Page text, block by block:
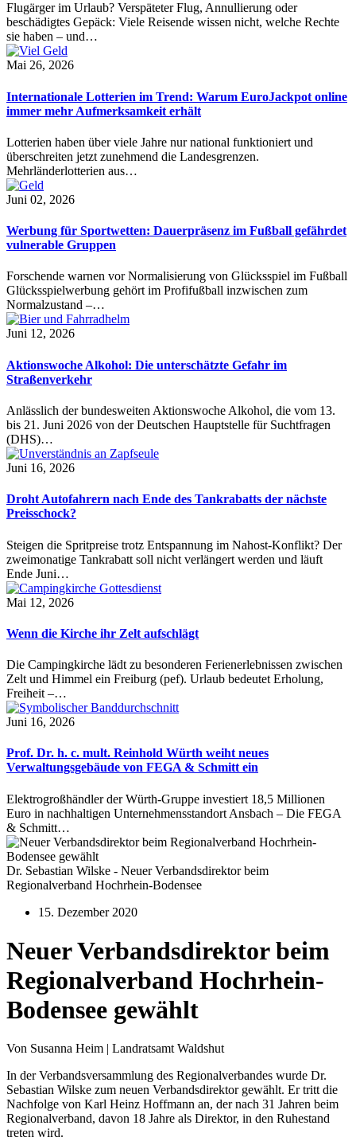
Flugärger im Urlaub? Verspäteter Flug, Annullierung oder
beschädigtes Gepäck: Viele Reisende wissen nicht, welche Rechte
sie haben – und…
Mai 26, 2026
Internationale Lotterien im Trend: Warum EuroJackpot online
immer mehr Aufmerksamkeit erhält
Lotterien haben über viele Jahre nur national funktioniert und
überschreiten jetzt zunehmend die Landesgrenzen.
Mehrländerlotterien aus…
Juni 02, 2026
Werbung für Sportwetten: Dauerpräsenz im Fußball gefährdet
vulnerable Gruppen
Forschende warnen vor Normalisierung von Glücksspiel im Fußball
Glücksspielwerbung gehört im Profifußball inzwischen zum
Normalzustand –…
Juni 12, 2026
Aktionswoche Alkohol: Die unterschätzte Gefahr im
Straßenverkehr
Anlässlich der bundesweiten Aktionswoche Alkohol, die vom 13.
bis 21. Juni 2026 von der Deutschen Hauptstelle für Suchtfragen
(DHS)…
Juni 16, 2026
Droht Autofahrern nach Ende des Tankrabatts der nächste
Preisschock?
Steigen die Spritpreise trotz Entspannung im Nahost-Konflikt? Der
zweimonatige Tankrabatt soll nicht verlängert werden und läuft
Ende Juni…
Mai 12, 2026
Wenn die Kirche ihr Zelt aufschlägt
Die Campingkirche lädt zu besonderen Ferienerlebnissen zwischen
Zelt und Himmel ein Freiburg (pef). Urlaub bedeutet Erholung,
Freiheit –…
Juni 16, 2026
Prof. Dr. h. c. mult. Reinhold Würth weiht neues
Verwaltungsgebäude von FEGA & Schmitt ein
Elektrogroßhändler der Würth-Gruppe investiert 18,5 Millionen
Euro in nachhaltigen Unternehmensstandort Ansbach – Die FEGA
& Schmitt…
Dr. Sebastian Wilske - Neuer Verbandsdirektor beim
Regionalverband Hochrhein-Bodensee
15. Dezember 2020
Neuer Verbandsdirektor beim
Regionalverband Hochrhein-
Bodensee gewählt
Von Susanna Heim | Landratsamt Waldshut
In der Verbandsversammlung des Regionalverbandes wurde Dr.
Sebastian Wilske zum neuen Verbandsdirektor gewählt. Er tritt die
Nachfolge von Karl Heinz Hoffmann an, der nach 31 Jahren beim
Regionalverband, davon 18 Jahre als Direktor, in den Ruhestand
treten wird.